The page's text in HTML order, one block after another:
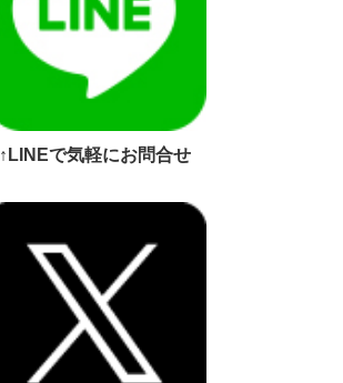
↑LINEで気軽にお問合せ